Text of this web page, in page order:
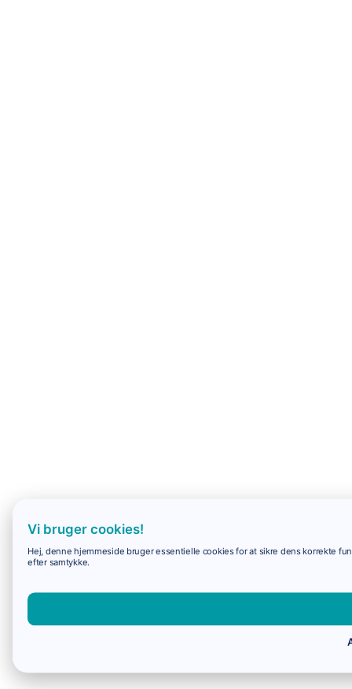
Vi bruger cookies!
Hej, denne hjemmeside bruger essentielle cookies for at sikre dens korrekte
efter samtykke.